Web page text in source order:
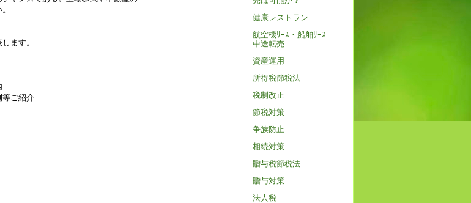
ます。
ご紹介
健康レストラン
航空機ﾘｰｽ・船舶ﾘｰｽ
中途転売
資産運用
所得税節税法
税制改正
節税対策
争族防止
相続対策
贈与税節税法
贈与対策
法人税